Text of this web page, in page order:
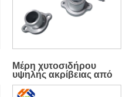
Μέρη χυτοσιδήρου
υψηλής ακρίβειας από
αλουμίνιο